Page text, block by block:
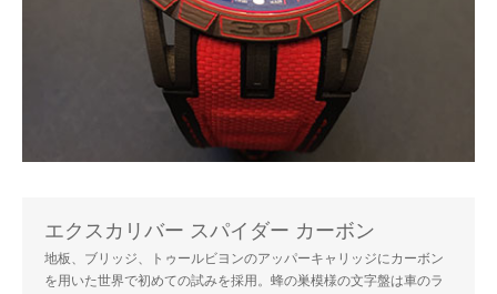
エクスカリバー スパイダー カーボン
地板、ブリッジ、トゥールビヨンのアッパーキャリッジにカーボン
を用いた世界で初めての試みを採用。蜂の巣模様の文字盤は車のラ